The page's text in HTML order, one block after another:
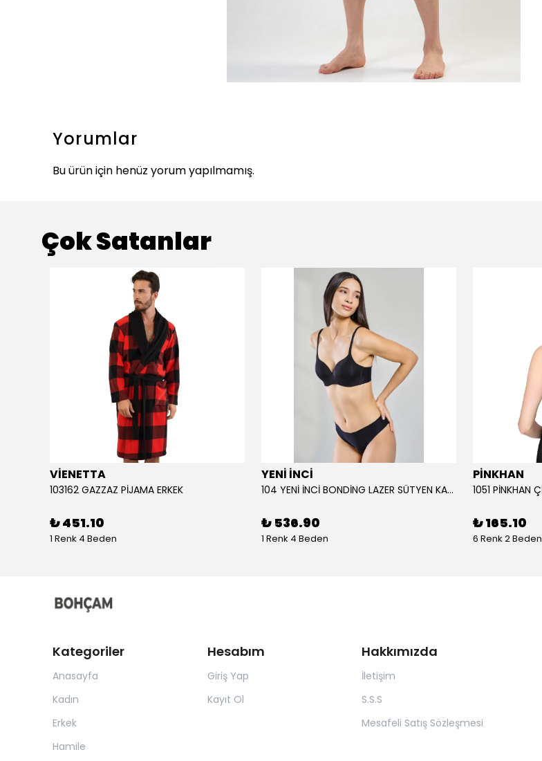
Yorumlar
Bu ürün için henüz yorum yapılmamış.
Çok Satanlar
VİENETTA
103162 GAZZAZ PİJAMA ERKEK
₺ 451.10
1 Renk 4 Beden
YENİ İNCİ
104 YENİ İNCİ BONDİNG LAZER SÜTYEN KADIN
₺ 536.90
1 Renk 4 Beden
PİNKHAN
₺ 165.10
6 Renk 2 Beden
Kategoriler
Anasayfa
Kadın
Erkek
Hamile
Hesabım
Giriş Yap
Kayıt Ol
Hakkımızda
İletişim
S.S.S
Mesafeli Satış Sözleşmesi